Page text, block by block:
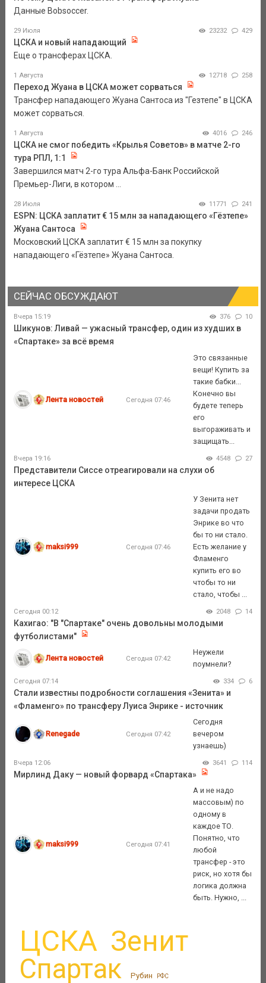
Данные Bobsoccer.
29 Июля 23232 429
ЦСКА и новый нападающий
Еще о трансферах ЦСКА.
1 Августа 12718 258
Переход Жуана в ЦСКА может сорваться
Трансфер нападающего Жуана Сантоса из "Гезтепе" в ЦСКА
может сорваться.
1 Августа 4016 246
ЦСКА не смог победить «Крылья Советов» в матче 2-го
тура РПЛ, 1:1
Завершился матч 2-го тура Альфа-Банк Российской
Премьер-Лиги, в котором ...
28 Июля 11771 241
ESPN: ЦСКА заплатит € 15 млн за нападающего «Гёзтепе»
Жуана Сантоса
Московский ЦСКА заплатит € 15 млн за покупку
нападающего «Гёзтепе» Жуана Сантоса.
СЕЙЧАС ОБСУЖДАЮТ
Вчера 15:19 376 10
Шикунов: Ливай — ужасный трансфер, один из худших в
«Спартаке» за всё время
Лента новостей Сегодня 07:46
Это связанные
вещи! Купить за
такие бабки...
Конечно вы
будете теперь
его
выгораживать и
защищать...
Вчера 19:16 4548 27
Представители Сиссе отреагировали на слухи об
интересе ЦСКА
maksi999 Сегодня 07:46
У Зенита нет
задачи продать
Энрике во что
бы то ни стало.
Есть желание у
Фламенго
купить его во
чтобы то ни
стало, чтобы ...
Сегодня 00:12 2048 14
Кахигао: "В "Спартаке" очень довольны молодыми
футболистами"
Лента новостей Сегодня 07:42
Неужели
поумнели?
Сегодня 07:14 334 6
Стали известны подробности соглашения «Зенита» и
«Фламенго» по трансферу Луиса Энрике - источник
Renegade Сегодня 07:42
Сегодня
вечером
узнаешь)
Вчера 12:06 3641 114
Мирлинд Даку — новый форвард «Спартака»
maksi999 Сегодня 07:41
А и не надо
массовым) по
одному в
каждое ТО.
Понятно, что
любой
трансфер - это
риск, но хотя бы
логика должна
быть. Нужно, ...
ЦСКА Зенит
Спартак Рубин РФС